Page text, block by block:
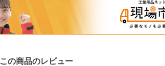
この商品のレビュー